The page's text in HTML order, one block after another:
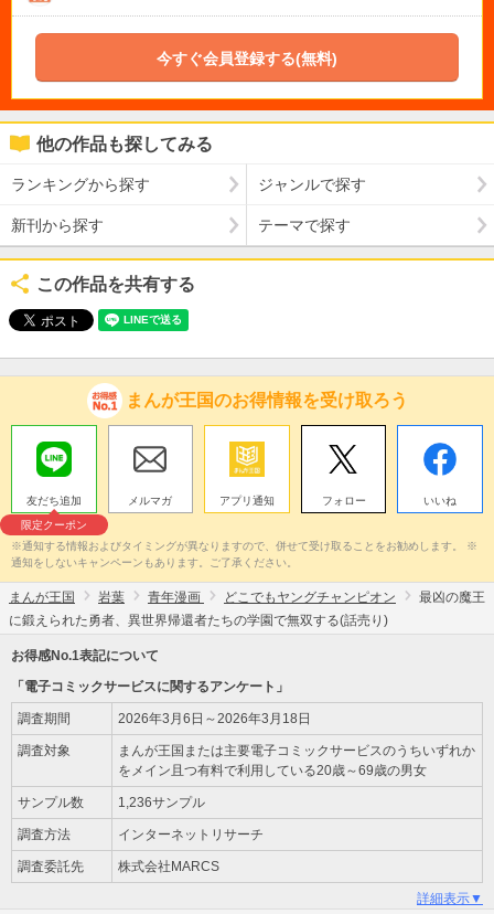
今すぐ会員登録する(無料)
他の作品も探してみる
ランキングから探す ジャンルで探す
新刊から探す テーマで探す
この作品を共有する
まんが王国のお得情報を受け取ろう
友だち追加
限定クーポン
メルマガ アプリ通知 フォロー いいね
※通知する情報およびタイミングが異なりますので、併せて受け取ることをお勧めします。 ※
通知をしないキャンペーンもあります。ご了承ください。
まんが王国 岩葉 青年漫画 どこでもヤングチャンピオン
最凶の魔王
に鍛えられた勇者、異世界帰還者たちの学園で無双する(話売り)
お得感No.1表記について
「電子コミックサービスに関するアンケート」
調査期間 2026年3月6日～2026年3月18日
調査対象
まんが王国または主要電子コミックサービスのうちいずれか
をメイン且つ有料で利用している20歳～69歳の男女
サンプル数 1,236サンプル
調査方法 インターネットリサーチ
調査委託先 株式会社MARCS
詳細表示▼